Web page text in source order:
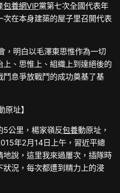
包養網VIP黨第七次全國代表年
在本身建築的屋子里召開代表
明白以毛澤東思惟作為一切
、思惟上、組織上到達絕後的
息爭放戰鬥的成功奠基了基
址】
公里，楊家嶺反包養動原址，
年2月14日上午，習近平總
說，這里我來過屢次，插隊時
況，每次都遭到精力上的浸